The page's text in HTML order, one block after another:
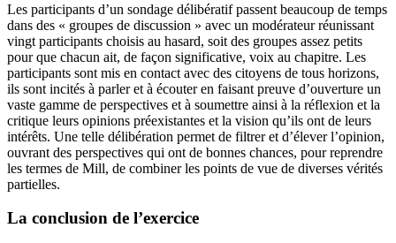
Les participants d’un sondage délibératif passent beaucoup de temps
dans des « groupes de discussion » avec un modérateur réunissant
vingt participants choisis au hasard, soit des groupes assez petits
pour que chacun ait, de façon significative, voix au chapitre. Les
participants sont mis en contact avec des citoyens de tous horizons,
ils sont incités à parler et à écouter en faisant preuve d’ouverture un
vaste gamme de perspectives et à soumettre ainsi à la réflexion et la
critique leurs opinions préexistantes et la vision qu’ils ont de leurs
intérêts. Une telle délibération permet de filtrer et d’élever l’opinion,
ouvrant des perspectives qui ont de bonnes chances, pour reprendre
les termes de Mill, de combiner les points de vue de diverses vérités
partielles.
La conclusion de l’exercice